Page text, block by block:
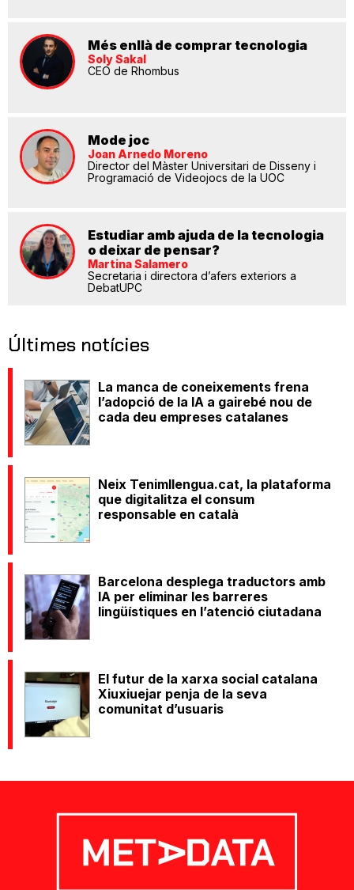
Més enllà de comprar tecnologia
Soly Sakal
CEO de Rhombus
Mode joc
Joan Arnedo Moreno
Director del Màster Universitari de Disseny i
Programació de Videojocs de la UOC
Estudiar amb ajuda de la tecnologia
o deixar de pensar?
Martina Salamero
Secretaria i directora d’afers exteriors a
DebatUPC
Últimes notícies
La manca de coneixements frena
l’adopció de la IA a gairebé nou de
cada deu empreses catalanes
Neix Tenimllengua.cat, la plataforma
que digitalitza el consum
responsable en català
Barcelona desplega traductors amb
IA per eliminar les barreres
lingüístiques en l’atenció ciutadana
El futur de la xarxa social catalana
Xiuxiuejar penja de la seva
comunitat d’usuaris